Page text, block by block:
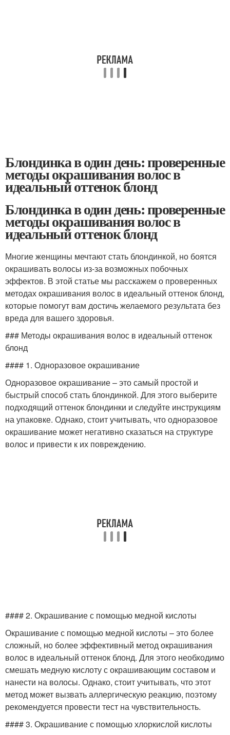
Блондинка в один день: проверенные
методы окрашивания волос в
идеальный оттенок блонд
Блондинка в один день: проверенные
методы окрашивания волос в
идеальный оттенок блонд
Многие женщины мечтают стать блондинкой, но боятся
окрашивать волосы из-за возможных побочных
эффектов. В этой статье мы расскажем о проверенных
методах окрашивания волос в идеальный оттенок блонд,
которые помогут вам достичь желаемого результата без
вреда для вашего здоровья.
### Методы окрашивания волос в идеальный оттенок
блонд
#### 1. Одноразовое окрашивание
Одноразовое окрашивание – это самый простой и
быстрый способ стать блондинкой. Для этого выберите
подходящий оттенок блондинки и следуйте инструкциям
на упаковке. Однако, стоит учитывать, что одноразовое
окрашивание может негативно сказаться на структуре
волос и привести к их повреждению.
#### 2. Окрашивание с помощью медной кислоты
Окрашивание с помощью медной кислоты – это более
сложный, но более эффективный метод окрашивания
волос в идеальный оттенок блонд. Для этого необходимо
смешать медную кислоту с окрашивающим составом и
нанести на волосы. Однако, стоит учитывать, что этот
метод может вызвать аллергическую реакцию, поэтому
рекомендуется провести тест на чувствительность.
#### 3. Окрашивание с помощью хлоркислой кислоты